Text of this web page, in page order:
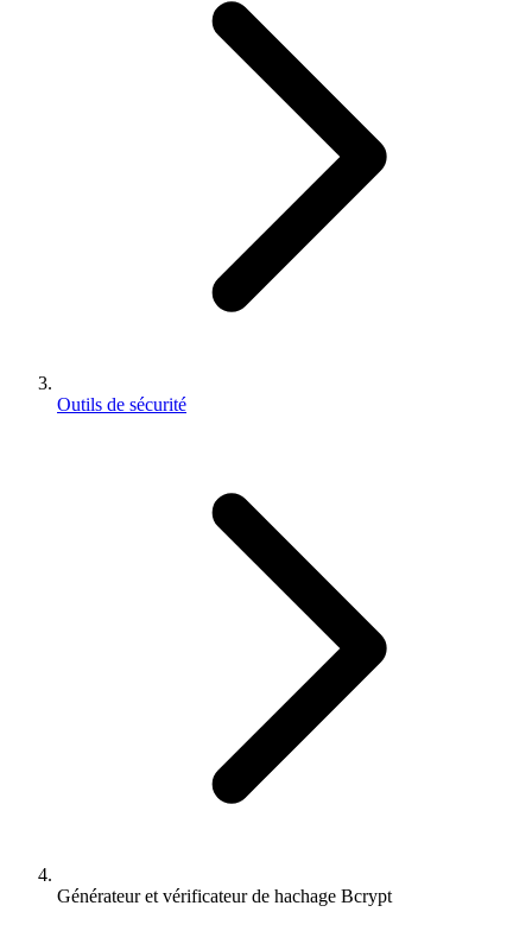
Outils de sécurité
Générateur et vérificateur de hachage Bcrypt